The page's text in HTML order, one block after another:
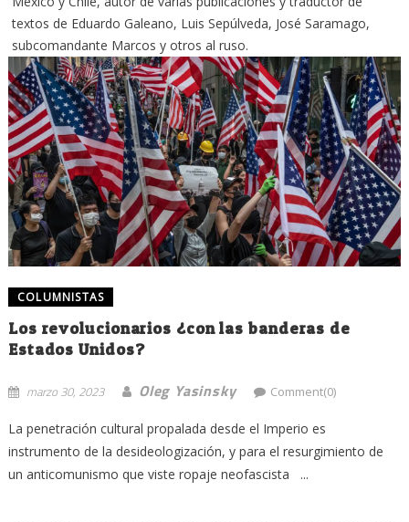
textos de Eduardo Galeano, Luis Sepúlveda, José Saramago,
subcomandante Marcos y otros al ruso.
COLUMNISTAS
Los revolucionarios ¿con las banderas de
Estados Unidos?
marzo 30, 2023 Oleg Yasinsky Comment(0)
La penetración cultural propalada desde el Imperio es
instrumento de la desideologización, y para el resurgimiento de
un anticomunismo que viste ropaje neofascista ...